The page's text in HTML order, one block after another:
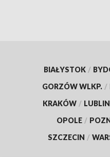
BIAŁYSTOK /
GORZÓW WLKP. /
KRAKÓW / LUBLIN
OPOLE /
SZCZECIN /